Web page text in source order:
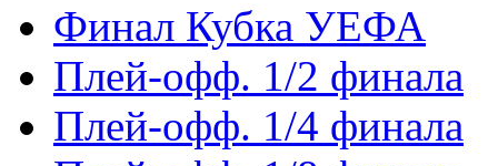
Финал Кубка УЕФА
Плей-офф. 1/2 финала
Плей-офф. 1/4 финала